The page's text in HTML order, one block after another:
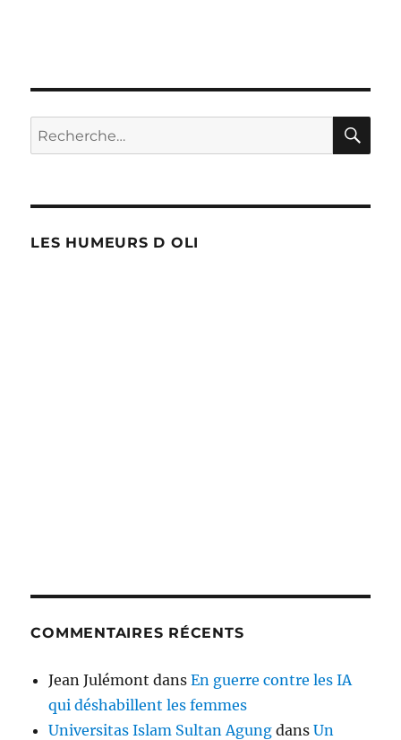
Recherche
pour :
LES HUMEURS D OLI
COMMENTAIRES RÉCENTS
Jean Julémont dansEn guerre contre les IA
qui déshabillent les femmes
Universitas Islam Sultan Agung dansUn